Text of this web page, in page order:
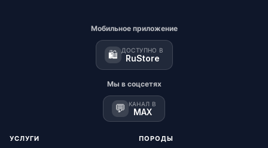
Мобильное приложение
🛍️ ДОСТУПНО В
RuStore
Мы в соцсетях
💬 КАНАЛ В
MAX
УСЛУГИ ПОРОДЫ